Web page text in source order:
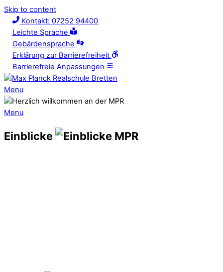
Skip to content
Kontakt: 07252 94400
Leichte Sprache
Gebärdensprache
Erklärung zur Barrierefreiheit
Barrierefreie Anpassungen
Menu
Menu
Einblicke MPR